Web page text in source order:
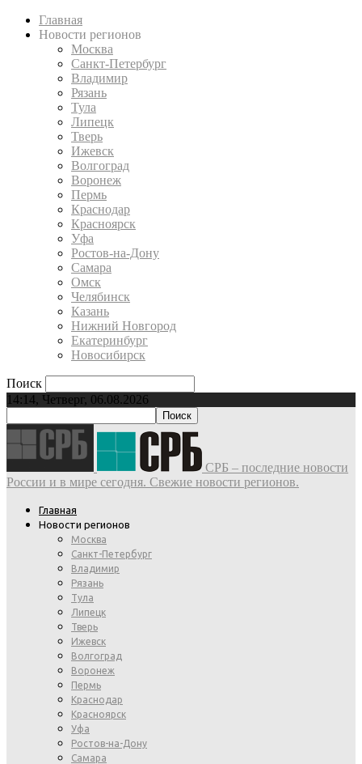
Главная
Новости регионов
Москва
Санкт-Петербург
Владимир
Рязань
Тула
Липецк
Тверь
Ижевск
Волгоград
Воронеж
Пермь
Краснодар
Красноярск
Уфа
Ростов-на-Дону
Самара
Омск
Челябинск
Казань
Нижний Новгород
Екатеринбург
Новосибирск
Поиск
14:14, Четверг, 06.08.2026
СРБ – последние новости
России и в мире сегодня. Свежие новости регионов.
Главная
Новости регионов
Москва
Санкт-Петербург
Владимир
Рязань
Тула
Липецк
Тверь
Ижевск
Волгоград
Воронеж
Пермь
Краснодар
Красноярск
Уфа
Ростов-на-Дону
Самара